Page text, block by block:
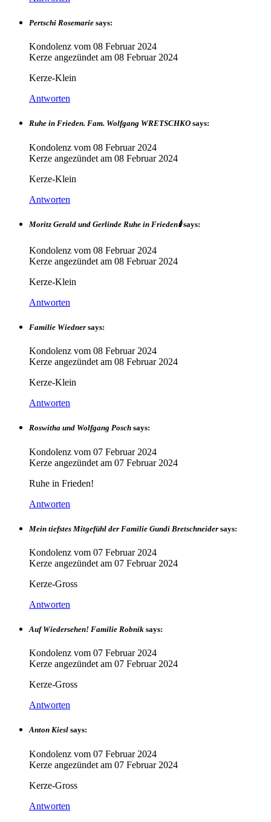
Pertschi Rosemarie says:
Kondolenz vom 08 Februar 2024
Kerze angezündet am 08 Februar 2024
Kerze-Klein
Antworten
Ruhe in Frieden. Fam. Wolfgang WRETSCHKO says:
Kondolenz vom 08 Februar 2024
Kerze angezündet am 08 Februar 2024
Kerze-Klein
Antworten
Moritz Gerald und Gerlinde Ruhe in Frieden🕯️ says:
Kondolenz vom 08 Februar 2024
Kerze angezündet am 08 Februar 2024
Kerze-Klein
Antworten
Familie Wiedner says:
Kondolenz vom 08 Februar 2024
Kerze angezündet am 08 Februar 2024
Kerze-Klein
Antworten
Roswitha und Wolfgang Posch says:
Kondolenz vom 07 Februar 2024
Kerze angezündet am 07 Februar 2024
Ruhe in Frieden!
Antworten
Mein tiefstes Mitgefühl der Familie Gundi Bretschneider says:
Kondolenz vom 07 Februar 2024
Kerze angezündet am 07 Februar 2024
Kerze-Gross
Antworten
Auf Wiedersehen! Familie Robnik says:
Kondolenz vom 07 Februar 2024
Kerze angezündet am 07 Februar 2024
Kerze-Gross
Antworten
Anton Kiesl says:
Kondolenz vom 07 Februar 2024
Kerze angezündet am 07 Februar 2024
Kerze-Gross
Antworten